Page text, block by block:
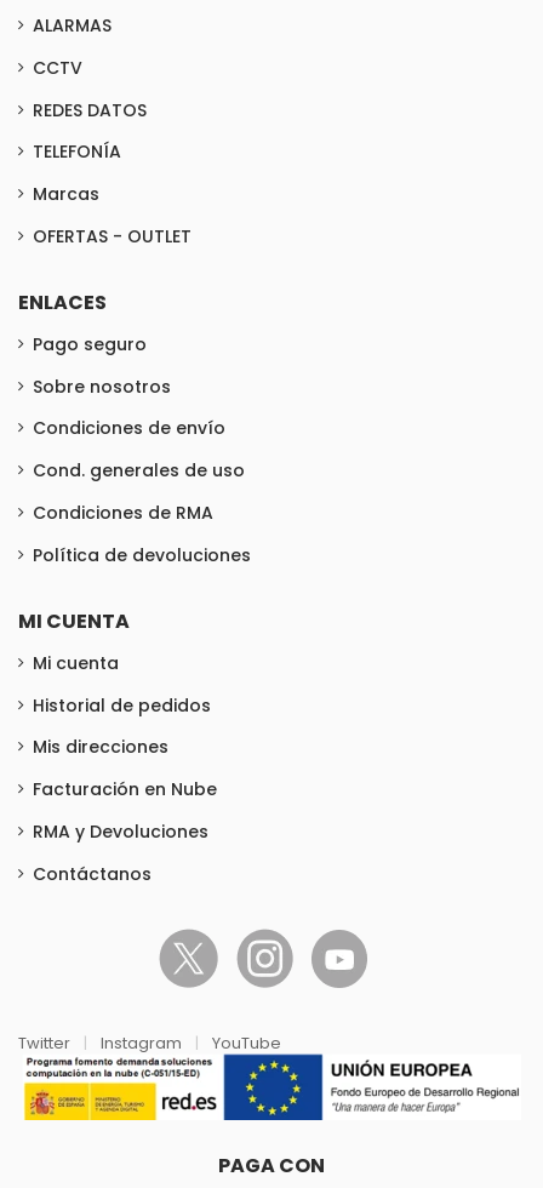
ALARMAS
CCTV
REDES DATOS
TELEFONÍA
Marcas
OFERTAS - OUTLET
ENLACES
Pago seguro
Sobre nosotros
Condiciones de envío
Cond. generales de uso
Condiciones de RMA
Política de devoluciones
MI CUENTA
Mi cuenta
Historial de pedidos
Mis direcciones
Facturación en Nube
RMA y Devoluciones
Contáctanos
Twitter | Instagram | YouTube
PAGA CON